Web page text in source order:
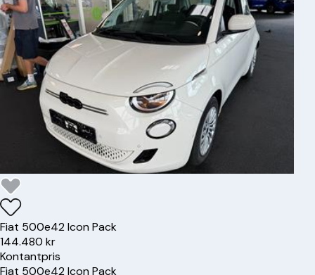
Fiat 500e42 Icon Pack
144.480 kr
Kontantpris
Fiat 500e42 Icon Pack